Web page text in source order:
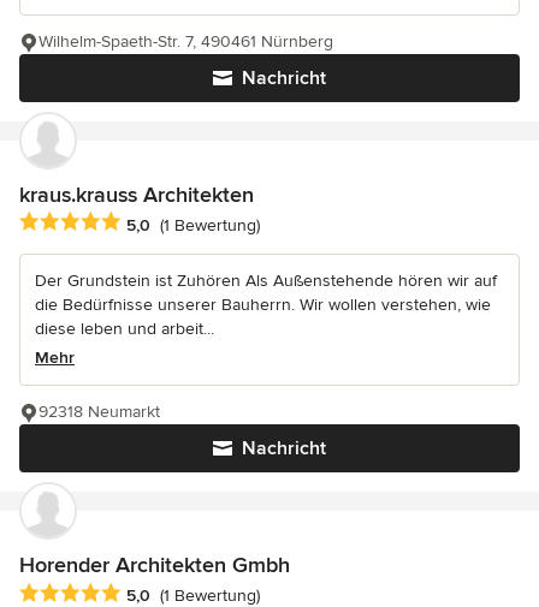
Nachricht
Wilhelm-Spaeth-Str. 7, 490461 Nürnberg
kraus.krauss Architekten
Durchschnittliche Bewertung: 5 von 5 Sternen
5,0 (1 Bewertung)
Der Grundstein ist Zuhören Als Außenstehende hören wir auf
die Bedürfnisse unserer Bauherrn. Wir wollen verstehen, wie
diese leben und arbeit...
Mehr
Nachricht
92318 Neumarkt
Horender Architekten Gmbh
Durchschnittliche Bewertung: 5 von 5 Sternen
5,0 (1 Bewertung)